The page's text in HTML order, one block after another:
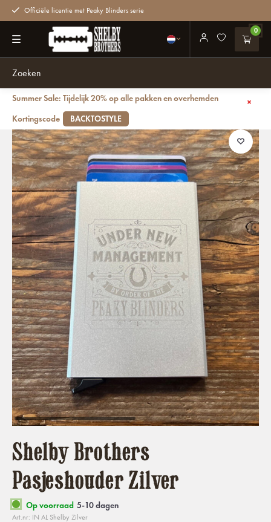
Officiële licentie met Peaky Blinders serie
0
Summer Sale: Tijdelijk 20% op alle pakken en overhemden
Kortingscode
BACKTOSTYLE
Shelby Brothers Pasjeshouder Zilver
Shelby Brothers
Pasjeshouder Zilver
Op voorraad 5-10 dagen
Art.nr: IN AL Shelby Zilver